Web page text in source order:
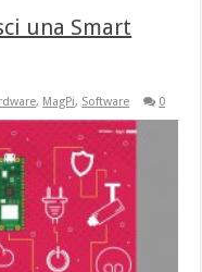
una Smart
, MagPi, Software 0